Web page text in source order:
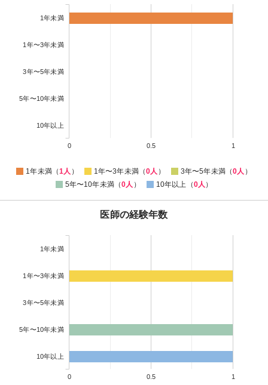
1年未満
1年〜3年未満
3年〜5年未満
5年〜10年未満
10年以上
0 0.5 1
1年未満（1人 ） 1年〜3年未満（0人 ） 3年〜5年未満（0人 ）
5年〜10年未満（0人 ） 10年以上（0人 ）
医師の経験年数
1年未満
1年〜3年未満
3年〜5年未満
5年〜10年未満
10年以上
0 0.5 1